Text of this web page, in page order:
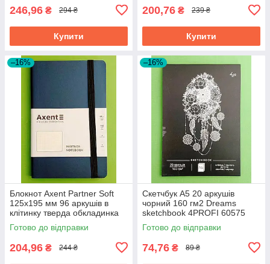
246,96 ₴ 294 ₴
Купити
200,76 ₴ 239 ₴
Купити
–16%
Блокнот Axent Partner Soft
125х195 мм 96 аркушів в
клітинку тверда обкладинка
синій
Готово до відправки
204,96 ₴ 244 ₴
–16%
Скетчбук A5 20 аркушів
чорний 160 гм2 Dreams
sketchbook 4PROFI 60575
Готово до відправки
74,76 ₴ 89 ₴